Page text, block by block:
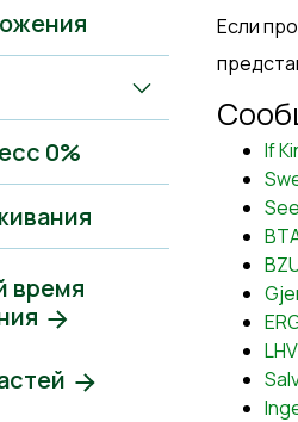
0%
время
Если
If